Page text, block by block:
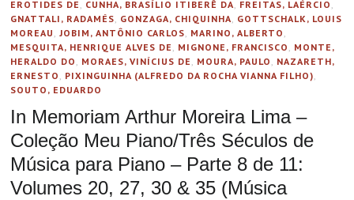
EROTIDES DE , CUNHA, BRASÍLIO ITIBERÊ DA, FREITAS, LAÉRCIO ,
GNATTALI, RADAMÉS, GONZAGA, CHIQUINHA, GOTTSCHALK, LOUIS
MOREAU ,JOBIM, ANTÔNIO CARLOS, MARINO, ALBERTO ,
MESQUITA, HENRIQUE ALVES DE , MIGNONE, FRANCISCO , MONTE,
HERALDO DO , MORAES, VINÍCIUS DE , MOURA, PAULO , NAZARETH,
ERNESTO , PIXINGUINHA (ALFREDO DA ROCHA VIANNA FILHO),
SOUTO, EDUARDO
In Memoriam Arthur Moreira Lima –
Coleção Meu Piano/Três Séculos de
Música para Piano – Parte 8 de 11:
Volumes 20, 27, 30 & 35 (Música